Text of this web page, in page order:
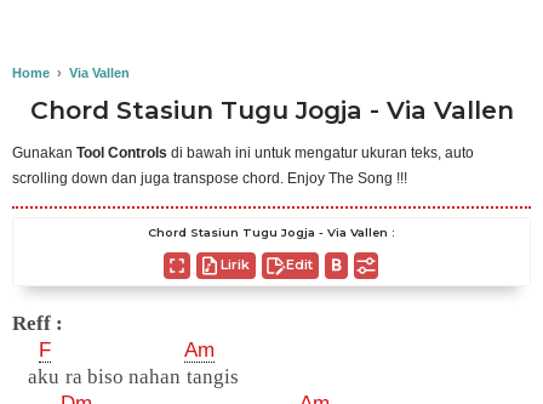
Home › Via Vallen
Chord Stasiun Tugu Jogja - Via Vallen
Gunakan Tool Controls di bawah ini untuk mengatur ukuran teks, auto
scrolling down dan juga transpose chord. Enjoy The Song !!!
Chord Stasiun Tugu Jogja - Via Vallen :
Lirik Edit
Reff :
F
Am
aku ra biso nahan tangis